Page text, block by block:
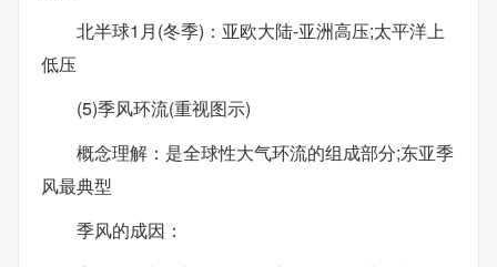
北半球1月(冬季)：亚欧大陆-亚洲高压;太平洋上
低压
(5)季风环流(重视图示)
概念理解：是全球性大气环流的组成部分;东亚季
风最典型
季风的成因：